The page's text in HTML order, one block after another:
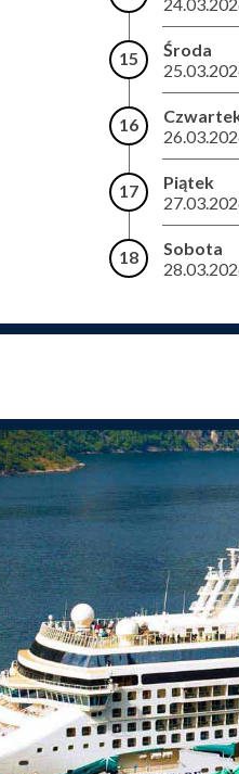
15
Środa
16
17
Piątek
18
Sobota